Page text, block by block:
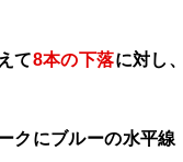
て8本の下落に対し
クにブルーの水平線